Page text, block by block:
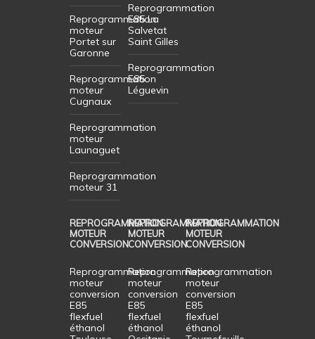
Reprogrammation
moteur
Portet sur
Garonne
Reprogrammation
moteur
Cugnaux
Reprogrammation
moteur
Launaguet
Reprogrammation
moteur 31
Reprogrammation
E85 La
Salvetat
Saint Gilles
Reprogrammation
E85
Léguevin
REPROGRAMMATION
MOTEUR
CONVERSION
Reprogrammation
moteur
conversion
E85
flexfuel
éthanol
REPROGRAMMATION
MOTEUR
CONVERSION
Reprogrammation
moteur
conversion
E85
flexfuel
éthanol
REPROGRAMMATION
MOTEUR
CONVERSION
Reprogrammation
moteur
conversion
E85
flexfuel
éthanol